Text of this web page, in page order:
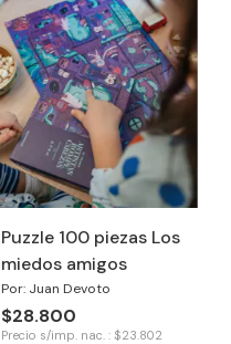
Puzzle 100 piezas Los
miedos amigos
Por: Juan Devoto
$28.800
Precio s/imp. nac. : $23.802